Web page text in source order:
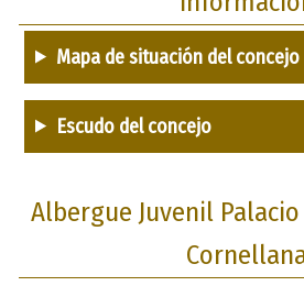
Mapa de situación del concejo
Escudo del concejo
Albergue Juvenil